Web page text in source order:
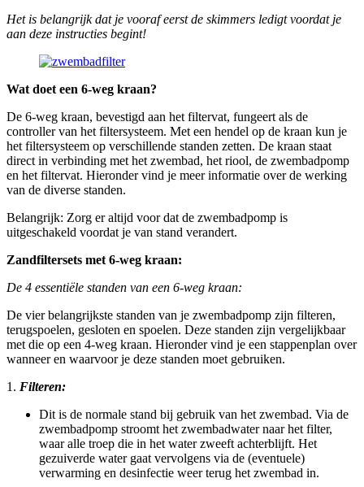
Het is belangrijk dat je vooraf eerst de skimmers ledigt voordat je
aan deze instructies begint!
Wat doet een 6-weg kraan?
De 6-weg kraan, bevestigd aan het filtervat, fungeert als de
controller van het filtersysteem. Met een hendel op de kraan kun je
het filtersysteem op verschillende standen zetten. De kraan staat
direct in verbinding met het zwembad, het riool, de zwembadpomp
en het filtervat. Hieronder vind je meer informatie over de werking
van de diverse standen.
Belangrijk: Zorg er altijd voor dat de zwembadpomp is
uitgeschakeld voordat je van stand verandert.
Zandfiltersets met 6-weg kraan:
De 4 essentiële standen van een 6-weg kraan:
De vier belangrijkste standen van je zwembadpomp zijn filteren,
terugspoelen, gesloten en spoelen. Deze standen zijn vergelijkbaar
met die op een 4-weg kraan. Hieronder vind je een stappenplan over
wanneer en waarvoor je deze standen moet gebruiken.
1. Filteren:
Dit is de normale stand bij gebruik van het zwembad. Via de
zwembadpomp stroomt het zwembadwater naar het filter,
waar alle troep die in het water zweeft achterblijft. Het
gezuiverde water gaat vervolgens via de (eventuele)
verwarming en desinfectie weer terug het zwembad in.